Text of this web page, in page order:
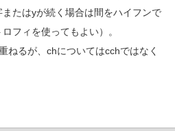
たはyが続く場合は間をハイフンで
フィを使ってもよい）。
ねるが、chについてはcchではなく